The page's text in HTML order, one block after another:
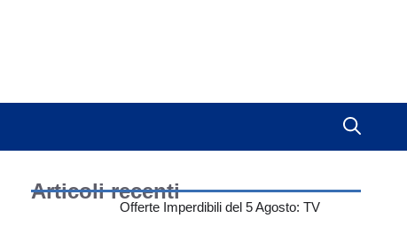
Articoli recenti
Offerte Imperdibili del 5 Agosto: TV